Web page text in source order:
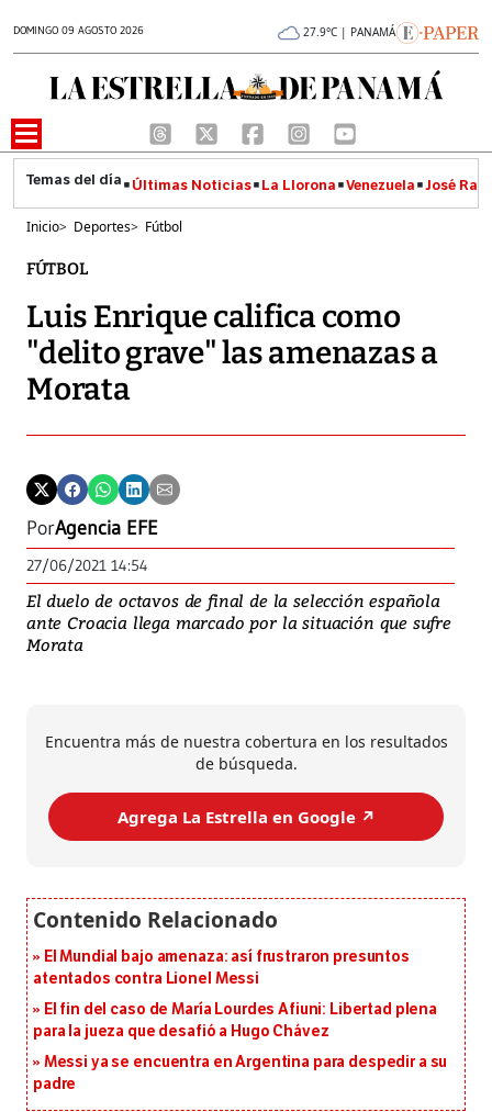
DOMINGO 09 AGOSTO 2026 27.9°C | PANAMÁ
Últimas Noticias La Llorona Venezuela José
Inicio> Deportes> Fútbol
FÚTBOL
Luis Enrique califica como
"delito grave" las amenazas a
Morata
PorAgencia EFE
27/06/2021 14:54
El duelo de octavos de final de la selección española
ante Croacia llega marcado por la situación que sufre
Morata
Encuentra más de nuestra cobertura en los resultados
de búsqueda.
Agrega La Estrella en Google ↗️
El Mundial bajo amenaza: así frustraron presuntos
atentados contra Lionel Messi
El fin del caso de María Lourdes Afiuni: Libertad plena
para la jueza que desafió a Hugo Chávez
Messi ya se encuentra en Argentina para despedir a su
padre